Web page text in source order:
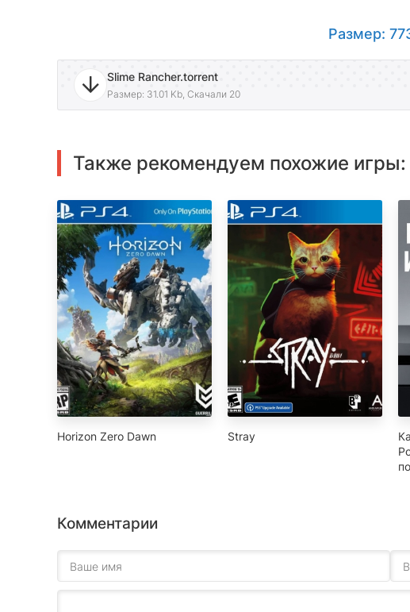
Размер:
Slime Rancher.torrent
Размер: 31.01 Kb, Скачали 20
Также рекомендуем похожие игры:
Horizon Zero Dawn Stray
Комментарии